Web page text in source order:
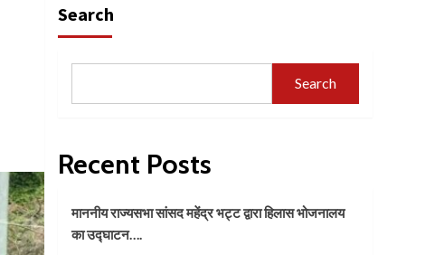
Search
Search
Recent Posts
माननीय राज्यसभा सांसद महेंद्र भट्ट द्वारा हिलास भोजनालय
का उद्घाटन….